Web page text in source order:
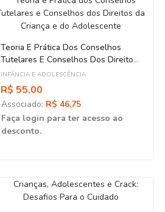
Teoria E Prática Dos Conselhos
Tutelares E Conselhos Dos Direitos
Da Criança E Do Adolescente
INFÂNCIA E ADOLESCÊNCIA
R$ 55,00
Associado: R$ 46,75
Faça login para ter acesso ao
desconto.